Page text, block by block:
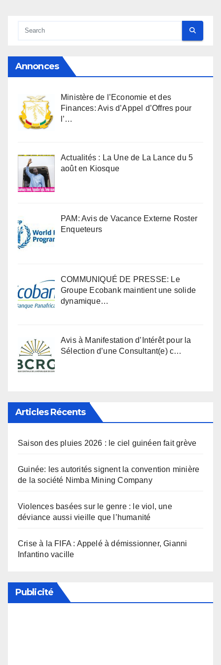
Annonces
Ministère de l’Economie et des
Finances: Avis d’Appel d’Offres pour
l’…
Actualités : La Une de La Lance du 5
août en Kiosque
PAM: Avis de Vacance Externe Roster
Enqueteurs
COMMUNIQUÉ DE PRESSE: Le
Groupe Ecobank maintient une solide
dynamique…
Avis à Manifestation d’Intérêt pour la
Sélection d’une Consultant(e) c…
Articles Récents
Saison des pluies 2026 : le ciel guinéen fait grève
Guinée: les autorités signent la convention minière
de la société Nimba Mining Company
Violences basées sur le genre : le viol, une
déviance aussi vieille que l’humanité
Crise à la FIFA : Appelé à démissionner, Gianni
Infantino vacille
Publicité